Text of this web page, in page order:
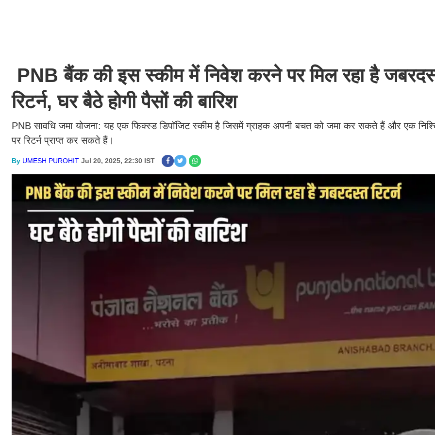
PNB बैंक की इस स्कीम में निवेश करने पर मिल रहा है
रिटर्न, घर बैठे होगी पैसों की बारिश
PNB सावधि जमा योजना: यह एक फिक्स्ड डिपॉजिट स्कीम है जिसमें ग्राहक अपनी बचत को जमा कर सकते हैं और एक
पर रिटर्न प्राप्त कर सकते हैं।
By UMESH PUROHIT Jul 20, 2025, 22:30 IST